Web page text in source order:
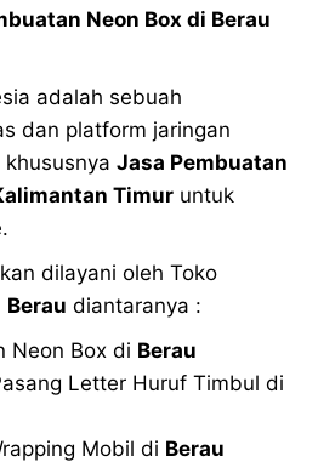
Neon Box di Berau
adalah sebuah
dan platform jaringan
Jasa Pembuatan
Timur untuk
dilayani oleh Toko
Berau diantaranya :
Neon Box di Berau
Letter Huruf Timbul di
Mobil di Berau